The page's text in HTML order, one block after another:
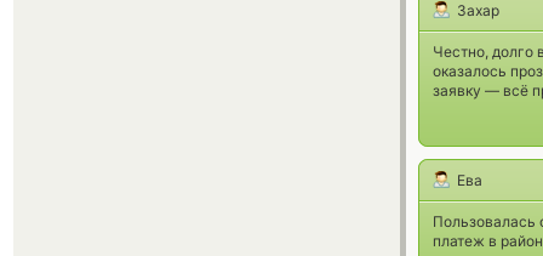
Захар
Честно, долго
оказалось
заявку — всё
Ева
Пользовалась
платеж в